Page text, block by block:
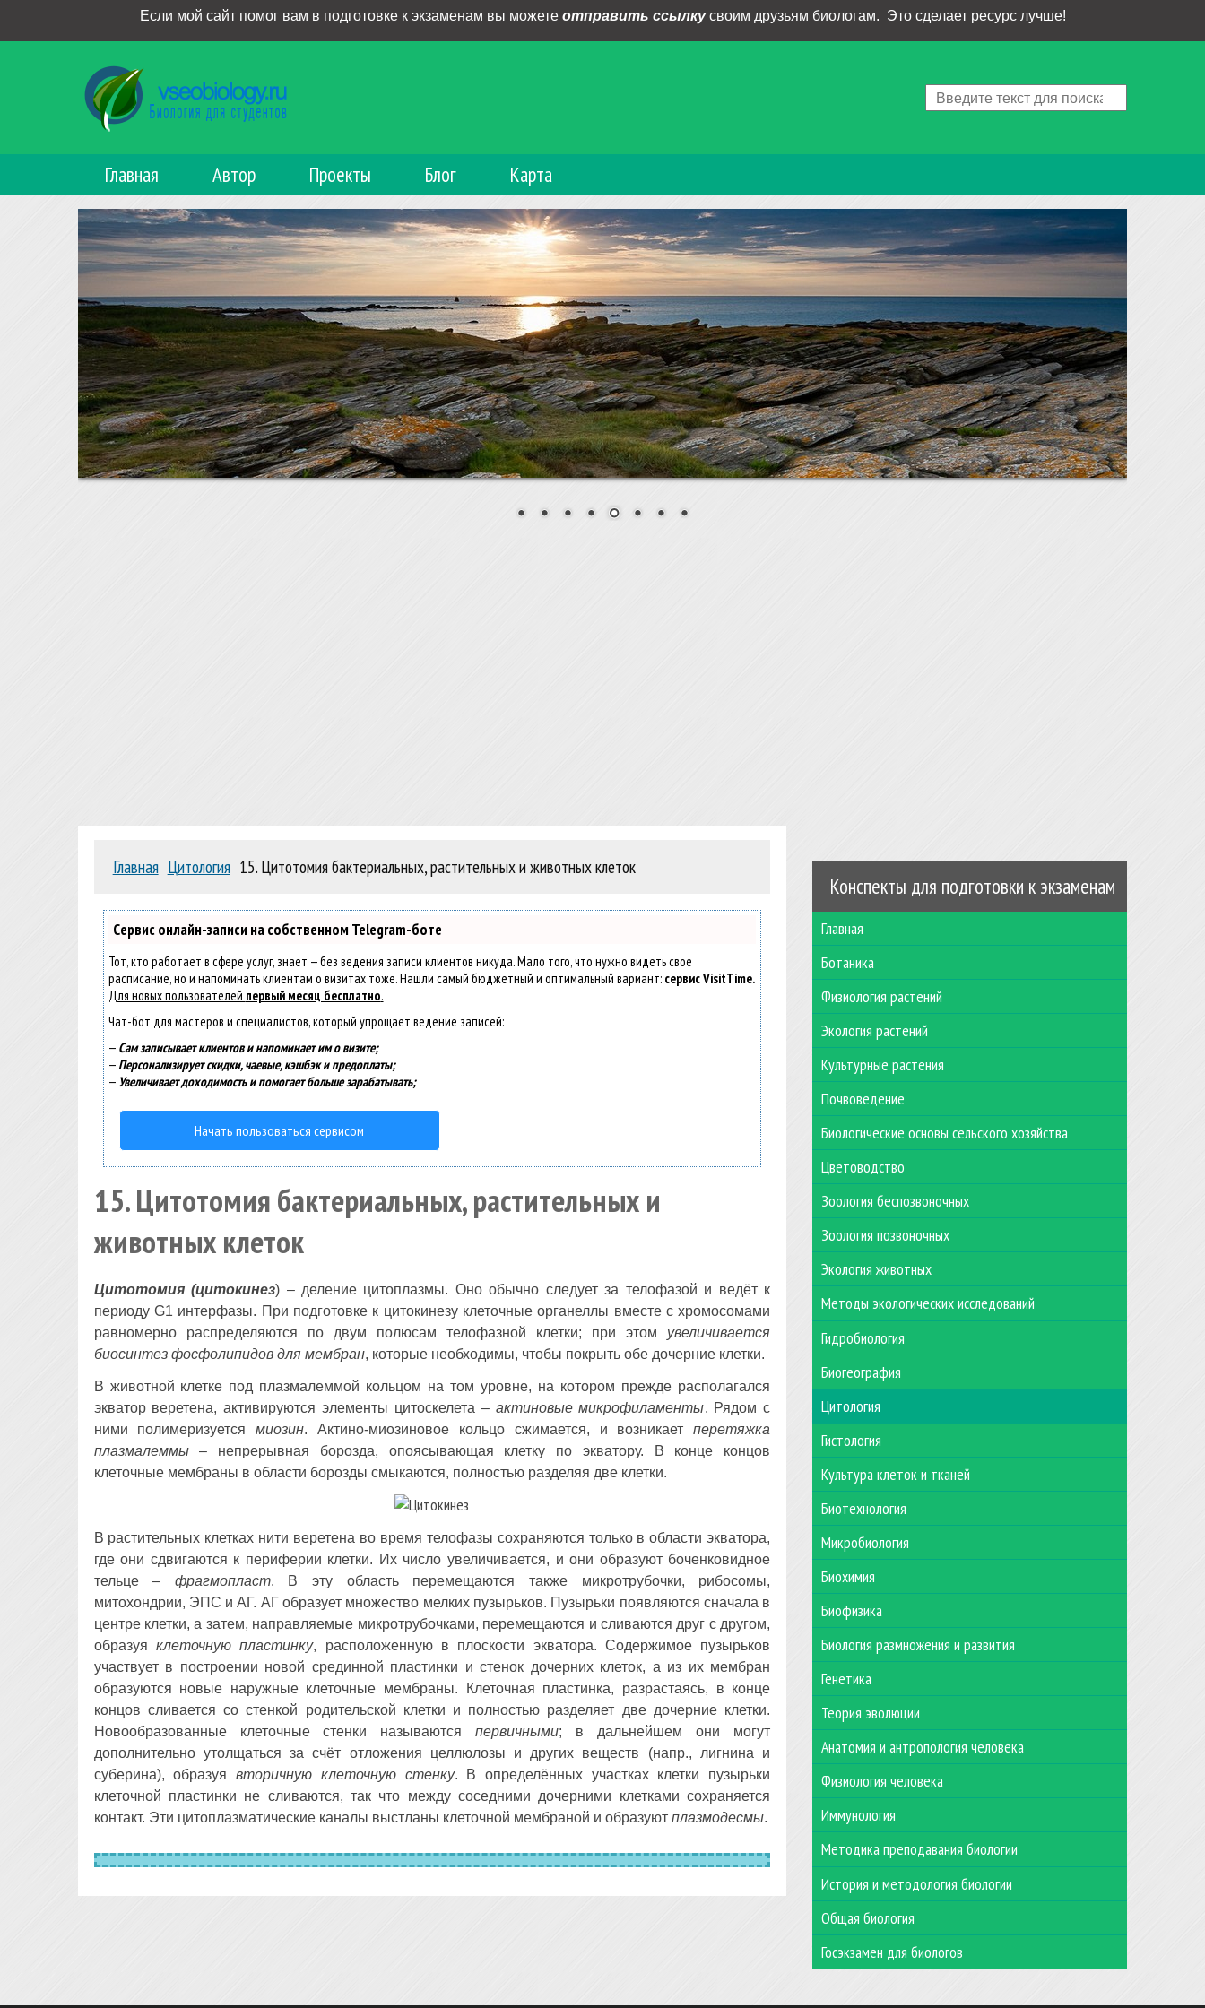
Если мой сайт помог вам в подготовке к экзаменам вы можете отправить ссылкусвоим друзьям биологам. Это сделает ресурс лучше!
Главная Автор Проекты Блог Карта
Главная Цитология 15. Цитотомия бактериальных, растительных и животных клеток
Сервис онлайн-записи на собственном Telegram-боте
Тот, кто работает в сфере услуг, знает — без ведения записи клиентов никуда. Мало того, что нужно видеть свое
расписание, но и напоминать клиентам о визитах тоже. Нашли самый бюджетный и оптимальный вариант: сервис VisitTime.
Для новых пользователей первый месяц бесплатно.
Чат-бот для мастеров и специалистов, который упрощает ведение записей:
— Сам записывает клиентов и напоминает им о визите;
— Персонализирует скидки, чаевые, кэшбэк и предоплаты;
— Увеличивает доходимость и помогает больше зарабатывать;
Начать пользоваться сервисом
15. Цитотомия бактериальных, растительных и
животных клеток
Цитотомия (цитокинез) – деление цитоплазмы. Оно обычно следует за телофазой и ведёт к
периоду G1 интерфазы. При подготовке к цитокинезу клеточные органеллы вместе с хромосомами
равномерно распределяются по двум полюсам телофазной клетки; при этом увеличивается
биосинтез фосфолипидов для мембран, которые необходимы, чтобы покрыть обе дочерние клетки.
В животной клетке под плазмалеммой кольцом на том уровне, на котором прежде располагался
экватор веретена, активируются элементы цитоскелета – актиновые микрофиламенты. Рядом с
ними полимеризуетсямиозин. Актино-миозиновое кольцо сжимается, и возникаетперетяжка
плазмалеммы– непрерывная борозда, опоясывающая клетку по экватору. В конце концов
клеточные мембраны в области борозды смыкаются, полностью разделяя две клетки.
В растительных клетках нити веретена во время телофазы сохраняются только в области экватора,
где они сдвигаются к периферии клетки. Их число увеличивается, и они образуют боченковидное
тельце – фрагмопласт. В эту область перемещаются также микротрубочки, рибосомы,
митохондрии, ЭПС и АГ. АГ образует множество мелких пузырьков. Пузырьки появляются сначала в
центре клетки, а затем, направляемые микротрубочками, перемещаются и сливаются друг с другом,
образуя клеточную пластинку, расположенную в плоскости экватора. Содержимое пузырьков
участвует в построении новой срединной пластинки и стенок дочерних клеток, а из их мембран
образуются новые наружные клеточные мембраны. Клеточная пластинка, разрастаясь, в конце
концов сливается со стенкой родительской клетки и полностью разделяет две дочерние клетки.
Новообразованные клеточные стенки называютсяпервичными; в дальнейшем они могут
дополнительно утолщаться за счёт отложения целлюлозы и других веществ (напр., лигнина и
суберина), образуявторичную клеточную стенку. В определённых участках клетки пузырьки
клеточной пластинки не сливаются, так что между соседними дочерними клетками сохраняется
контакт. Эти цитоплазматические каналы выстланы клеточной мембраной и образуют плазмодесмы.
Конспекты для подготовки к экзаменам
Главная
Ботаника
Физиология растений
Экология растений
Культурные растения
Почвоведение
Биологические основы сельского хозяйства
Цветоводство
Зоология беспозвоночных
Зоология позвоночных
Экология животных
Методы экологических исследований
Гидробиология
Биогеография
Цитология
Гистология
Культура клеток и тканей
Биотехнология
Микробиология
Биохимия
Биофизика
Биология размножения и развития
Генетика
Теория эволюции
Анатомия и антропология человека
Физиология человека
Иммунология
Методика преподавания биологии
История и методология биологии
Общая биология
Госэкзамен для биологов